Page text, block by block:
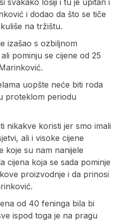
i dodao da što se tiče
na tržištu.
izašao s ozbiljnom
pominju se cijene od 25
uopšte neće biti roda
proteklom periodu
nikakve koristi jer smo imali
ali i visoke cijene
koje su nam nanijele
cijena koja se sada pominje
proizvodnje i da prinosi
od 40 feninga bila bi
ispod toga je na pragu